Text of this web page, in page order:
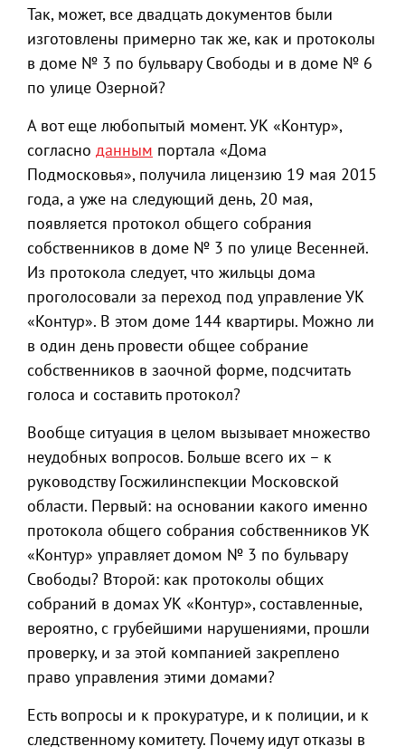
Так, может, все двадцать документов были
изготовлены примерно так же, как и протоколы
в доме № 3 по бульвару Свободы и в доме № 6
по улице Озерной?
А вот еще любопытый момент. УК «Контур»,
согласно данным портала «Дома
Подмосковья», получила лицензию 19 мая 2015
года, а уже на следующий день, 20 мая,
появляется протокол общего собрания
собственников в доме № 3 по улице Весенней.
Из протокола следует, что жильцы дома
проголосовали за переход под управление УК
«Контур». В этом доме 144 квартиры. Можно ли
в один день провести общее собрание
собственников в заочной форме, подсчитать
голоса и составить протокол?
Вообще ситуация в целом вызывает множество
неудобных вопросов. Больше всего их – к
руководству Госжилинспекции Московской
области. Первый: на основании какого именно
протокола общего собрания собственников УК
«Контур» управляет домом № 3 по бульвару
Свободы? Второй: как протоколы общих
собраний в домах УК «Контур», составленные,
вероятно, с грубейшими нарушениями, прошли
проверку, и за этой компанией закреплено
право управления этими домами?
Есть вопросы и к прокуратуре, и к полиции, и к
следственному комитету. Почему идут отказы в